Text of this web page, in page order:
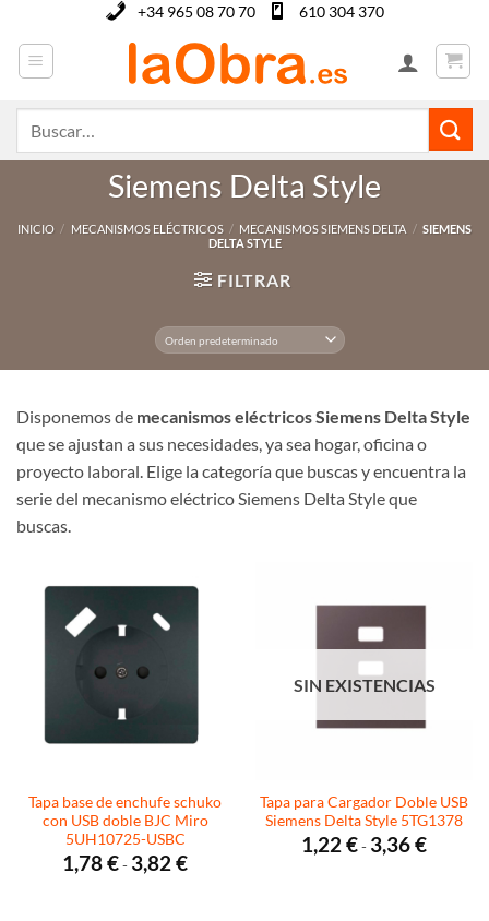
contenido
+34 965 08 70 70 610 304 370
Siemens Delta Style
INICIO / MECANISMOS ELÉCTRICOS / MECANISMOS SIEMENS DELTA / SIEMENS
DELTA STYLE
FILTRAR
Disponemos de mecanismos eléctricos Siemens Delta Style
que se ajustan a sus necesidades, ya sea hogar, oficina o
proyecto laboral. Elige la categoría que buscas y encuentra la
serie del mecanismo eléctrico Siemens Delta Style que
buscas.
Tapa base de enchufe schuko
con USB doble BJC Miro
5UH10725-USBC
1,78€- 3,82 €Rango
de
SIN EXISTENCIAS
Tapa para Cargador Doble USB
Siemens Delta Style 5TG1378
1,22 €- 3,36€Rango
de